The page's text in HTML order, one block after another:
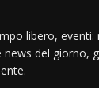
libero,
del giorno,